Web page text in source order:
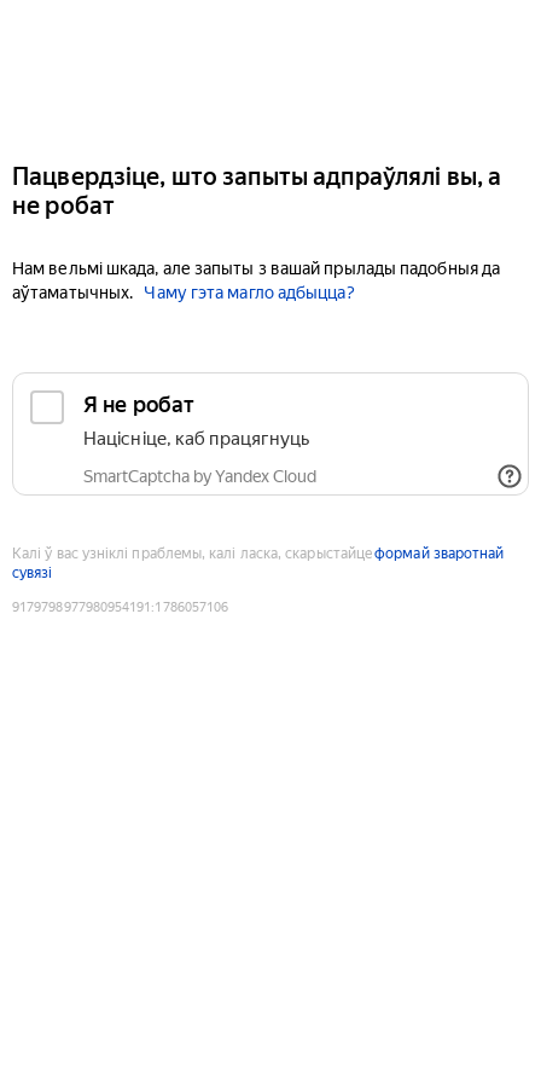
Пацвердзіце, што запыты адпраўлялі вы, а
не робат
Нам вельмі шкада, але запыты з вашай прылады падобныя да
аўтаматычных.
Чаму гэта магло адбыцца?
Я не робат
Націсніце, каб працягнуць
SmartCaptcha by Yandex Cloud
Калі ў вас узніклі праблемы, калі ласка, скарыстайцеформай зваротнай
сувязі
9179798977980954191 :1786057106